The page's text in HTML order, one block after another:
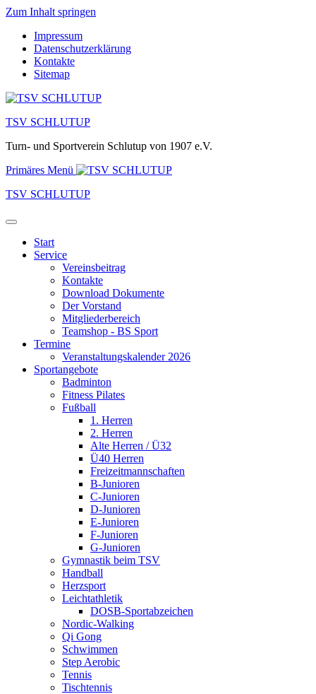
Zum Inhalt springen
Impressum
Datenschutzerklärung
Kontakte
Sitemap
TSV SCHLUTUP
Turn- und Sportverein Schlutup von 1907 e.V.
Primäres Menü
TSV SCHLUTUP
Start
Service
Vereinsbeitrag
Kontakte
Download Dokumente
Der Vorstand
Mitgliederbereich
Teamshop - BS Sport
Termine
Veranstaltungskalender 2026
Sportangebote
Badminton
Fitness Pilates
Fußball
1. Herren
2. Herren
Alte Herren / Ü32
Ü40 Herren
Freizeitmannschaften
B-Junioren
C-Junioren
D-Junioren
E-Junioren
F-Junioren
G-Junioren
Gymnastik beim TSV
Handball
Herzsport
Leichtathletik
DOSB-Sportabzeichen
Nordic-Walking
Qi Gong
Schwimmen
Step Aerobic
Tennis
Tischtennis